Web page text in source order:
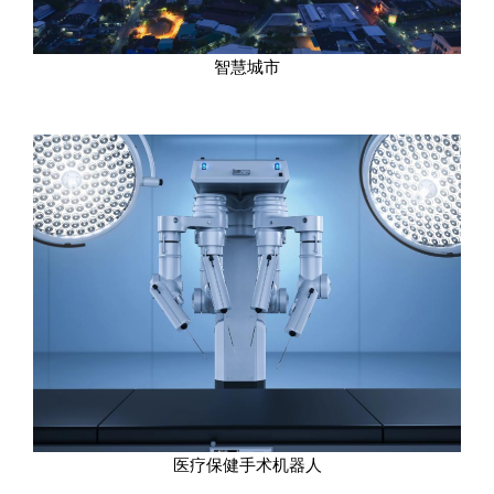
智慧城市
医疗保健手术机器人